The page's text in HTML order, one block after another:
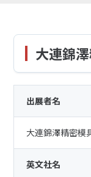
大連錦
出展者名
大連錦澤精密模
英文社名